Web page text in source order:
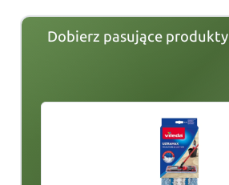
Dobierz pasujące produkty